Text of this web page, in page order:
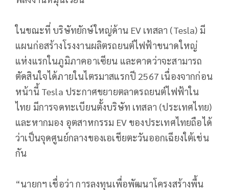
ในขณะที่ บริษัทยักษ์ใหญ่ด้าน EV เทสลา (Tesla) มี
แผนก่อสร้างโรงงานผลิตรถยนต์ไฟฟ้าขนาดใหญ่
แห่งแรกในภูมิภาคอาเซียน และคาดว่าจะสามารถ
ตัดสินใจได้ภายในไตรมาสแรกปี 2567 เนื่องจากก่อน
หน้านี้ Tesla ประกาศขยายตลาดรถยนต์ไฟฟ้าใน
ไทย มีการจดทะเบียนตั้งบริษัท เทสลา (ประเทศไทย)
และหากมอง อุตสาหกรรม EV ของประเทศไทยถือได้
ว่าเป็นจุดศูนย์กลางของเอเชียตะวันออกเฉียงใต้เช่น
กัน
“นายกฯ เชื่อว่า การลงทุนเพื่อพัฒนาโครงสร้างพื้น